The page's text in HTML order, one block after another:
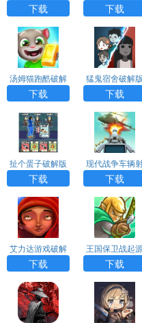
功能菜单下载
下载
版下载安装
下载
汤姆猫跑酷破解
版下载免费
下载
猛鬼宿舍破解版
MOD菜单下载
下载
扯个蛋子破解版
免广告app下载
下载
现代战争车辆
击破解版app下
下载
艾力达游戏破解
版app下载
下载
王国保卫战起
全英雄破解版
下载